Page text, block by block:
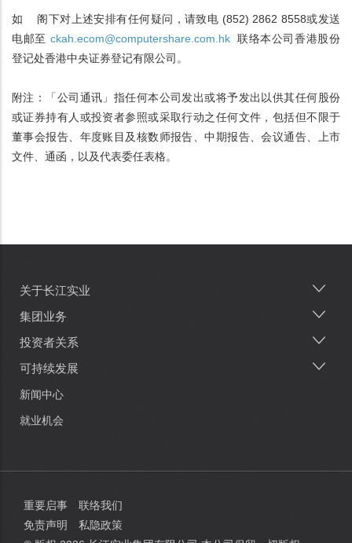
如 阁下对上述安排有任何疑问，请致电 (852) 2862 8558或发送
电邮至 ckah.ecom@computershare.com.hk联络本公司香港股份
登记处香港中央证券登记有限公司。
附注：「公司通讯」指任何本公司发出或将予发出以供其任何股份
或证券持有人或投资者参照或采取行动之任何文件，包括但不限于
董事会报告、年度账目及核数师报告、中期报告、会议通告、上市
文件、通函，以及代表委任表格。
Main
navigation
关于长江实业
集团业务
投资者关系
可持续发展
新闻中心
就业机会
重要启事
联络我们
免责声明
私隐政策